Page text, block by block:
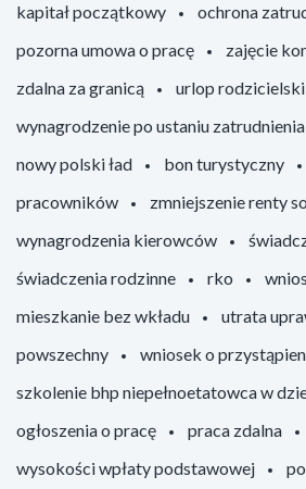
kapitał początkowy
ochrona
pozorna umowa o pracę
zajęcie
zdalna za granicą
urlop rodzicielski
wynagrodzenie po ustaniu zatrudnienia
nowy polski ład
bon turystyczny
pracowników
zmniejszenie renty
wynagrodzenia kierowców
świadczenia rodzinne
rko
mieszkanie bez wkładu
utrata
powszechny
wniosek o
szkolenie bhp niepełnoetatowca w
ogłoszenia o pracę
praca zdalna
wysokości wpłaty podstawowej